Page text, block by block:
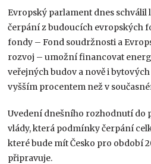
Evropský parlament dnes
čerpání z budoucích evropských
fondy – Fond soudržnosti a
rozvoj – umožní financovat
veřejných budov a nově i
vyšším procentem než v
Uvedení dnešního rozhodnutí do
vlády, která podmínky čerpání
které bude mít Česko pro období
připravuje.